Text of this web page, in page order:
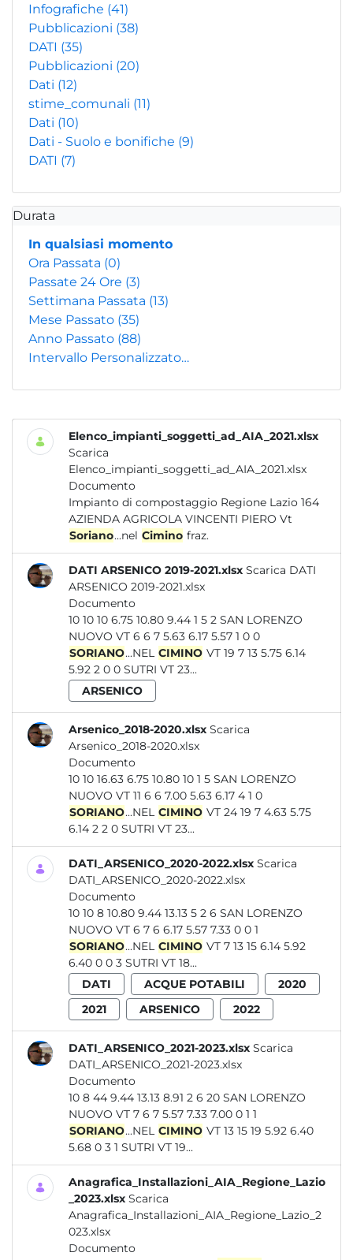
Infografiche (41)
Pubblicazioni (38)
DATI (35)
Pubblicazioni (20)
Dati (12)
stime_comunali (11)
Dati (10)
Dati - Suolo e bonifiche (9)
DATI (7)
Durata
In qualsiasi momento
Ora Passata (0)
Passate 24 Ore (3)
Settimana Passata (13)
Mese Passato (35)
Anno Passato (88)
Intervallo Personalizzato…
Elenco_impianti_soggetti_ad_AIA_2021.xlsx
Scarica
Elenco_impianti_soggetti_ad_AIA_2021.xlsx
Documento
Impianto di compostaggio Regione Lazio 164
AZIENDA AGRICOLA VINCENTI PIERO Vt
Soriano...nel Cimino fraz.
DATI ARSENICO 2019-2021.xlsx Scarica DATI
ARSENICO 2019-2021.xlsx
Documento
10 10 10 6.75 10.80 9.44 1 5 2 SAN LORENZO
NUOVO VT 6 6 7 5.63 6.17 5.57 1 0 0
SORIANO...NEL CIMINO VT 19 7 13 5.75 6.14
5.92 2 0 0 SUTRI VT 23...
ARSENICO
Arsenico_2018-2020.xlsx Scarica
Arsenico_2018-2020.xlsx
Documento
10 10 16.63 6.75 10.80 10 1 5 SAN LORENZO
NUOVO VT 11 6 6 7.00 5.63 6.17 4 1 0
SORIANO...NEL CIMINO VT 24 19 7 4.63 5.75
6.14 2 2 0 SUTRI VT 23...
DATI_ARSENICO_2020-2022.xlsx Scarica
DATI_ARSENICO_2020-2022.xlsx
Documento
10 10 8 10.80 9.44 13.13 5 2 6 SAN LORENZO
NUOVO VT 6 7 6 6.17 5.57 7.33 0 0 1
SORIANO...NEL CIMINO VT 7 13 15 6.14 5.92
6.40 0 0 3 SUTRI VT 18...
DATI
ACQUE POTABILI
2020
2021
ARSENICO 2022
DATI_ARSENICO_2021-2023.xlsx Scarica
DATI_ARSENICO_2021-2023.xlsx
Documento
10 8 44 9.44 13.13 8.91 2 6 20 SAN LORENZO
NUOVO VT 7 6 7 5.57 7.33 7.00 0 1 1
SORIANO...NEL CIMINO VT 13 15 19 5.92 6.40
5.68 0 3 1 SUTRI VT 19...
Anagrafica_Installazioni_AIA_Regione_Lazio
_2023.xlsx Scarica
Anagrafica_Installazioni_AIA_Regione_Lazio_2
023.xlsx
Documento